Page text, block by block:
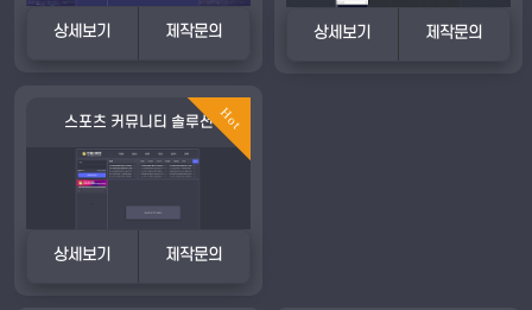
상세보기 제작문의 상세보기 제작문의
Hot
스포츠 커뮤니티 솔루션
상세보기 제작문의